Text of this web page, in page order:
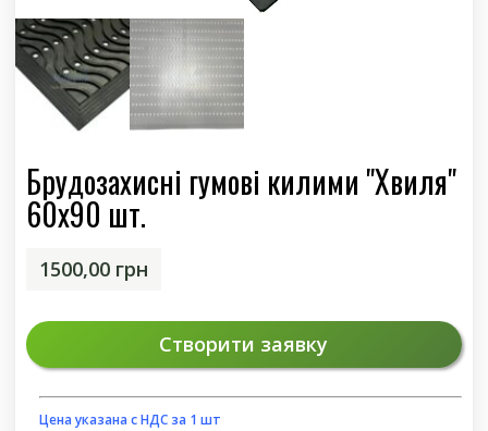
Брудозахисні гумові килими "Хвиля"
60х90 шт.
1500,00 грн
Створити заявку
Цена указана с НДС за 1 шт